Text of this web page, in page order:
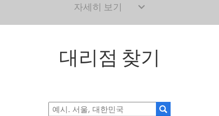
자세히 보기
대리점 찾기